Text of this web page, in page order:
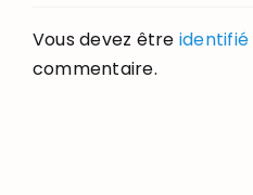
Vous devez être identifié
commentaire.